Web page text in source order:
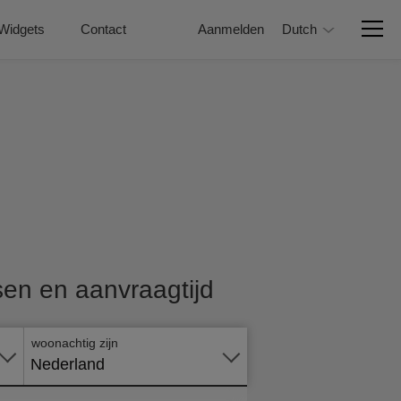
Contact Aanmelden Dutch
en aanvraagtijd
woonachtig zijn
Nederland